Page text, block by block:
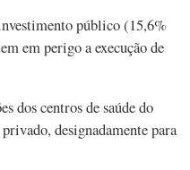
público (15,6%
em perigo a execução de
dos centros de saúde do
designadamente para